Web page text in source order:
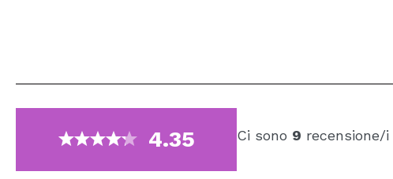
4.35 Ci sono 9 recensione/